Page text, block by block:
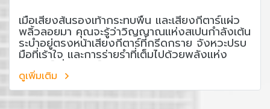
เมื่อเสียงส้นรองเท้ากระทบพื้น และเสียงกีตาร์แผ่ว
พลิ้วลอยมา คุณจะรู้ว่าวิญญาณแห่งสเปนกำลังเต้น
ระบำอยู่ตรงหน้าเสียงกีตาร์ที่กรีดกราย จังหวะปรบ
มือที่เร้าใจ และการร่ายรำที่เต็มไปด้วยพลังแห่ง
อารมณ์ นี่คือเสน่ห์ของ ฟลาเมงโก (Flamenco)
ศิลปะการแสดงที่ถือเป็นหัวใจของวัฒนธรรมสเปน
โดยเฉพาะในเมือง เซบียา (Sevilla) ซึ่งได้รับการ
ยกย่องว่าเป็นบ้านเกิดของฟลาเมงโกที่แท้จริง
ดูเพิ่มเติม